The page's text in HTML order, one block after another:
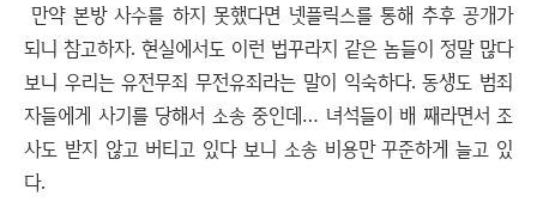
만약 본방 사수를 하지 못했다면 넷플릭스를 통해 추후 공개가
되니 참고하자. 현실에서도 이런 법꾸라지 같은 놈들이 정말 많다
보니 우리는 유전무죄 무전유죄라는 말이 익숙하다. 동생도 범죄
자들에게 사기를 당해서 소송 중인데… 녀석들이 배 째라면서 조
사도 받지 않고 버티고 있다 보니 소송 비용만 꾸준하게 늘고 있
다.